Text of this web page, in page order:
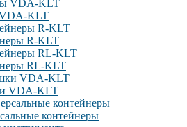
KLT
R-KLT
RL-KLT
VDA-KLT
контейнеры